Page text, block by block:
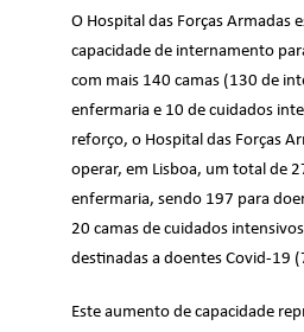
O Hospital das Forças Armadas
capacidade de internamento
com mais 140 camas (130 de
enfermaria e 10 de cuidados
reforço, o Hospital das Forças
operar, em Lisboa, um total de
enfermaria, sendo 197 para
20 camas de cuidados
destinadas a doentes Covid-19
Este aumento de capacidade